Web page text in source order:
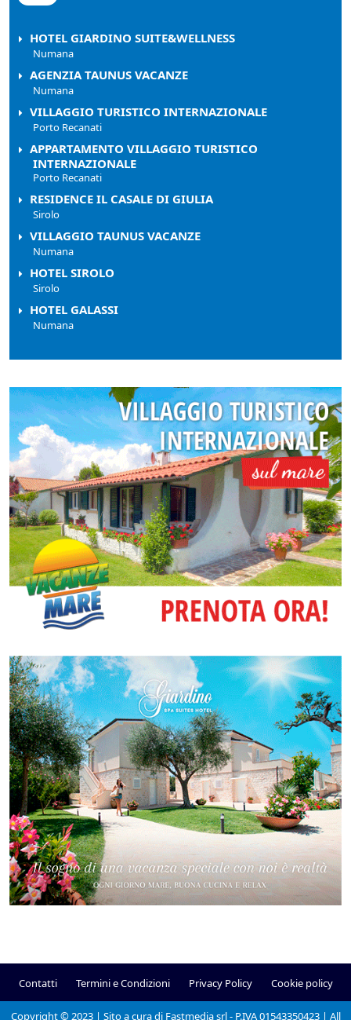
HOTEL GIARDINO SUITE&WELLNESS
Numana
AGENZIA TAUNUS VACANZE
Numana
VILLAGGIO TURISTICO INTERNAZIONALE
Porto Recanati
APPARTAMENTO VILLAGGIO TURISTICO
INTERNAZIONALE
Porto Recanati
RESIDENCE IL CASALE DI GIULIA
Sirolo
VILLAGGIO TAUNUS VACANZE
Numana
HOTEL SIROLO
Sirolo
HOTEL GALASSI
Numana
Contatti Termini e Condizioni Privacy Policy Cookie policy
Copyright © 2023 | Sito a cura di Fastmedia srl - P.IVA 01543350423 | All